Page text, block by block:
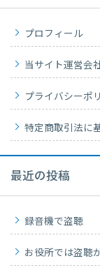
プロフィール
当サイト運営会
プライバシーポ
特定商取引法に
最近の投稿
録音機で盗聴
お役所では盗聴